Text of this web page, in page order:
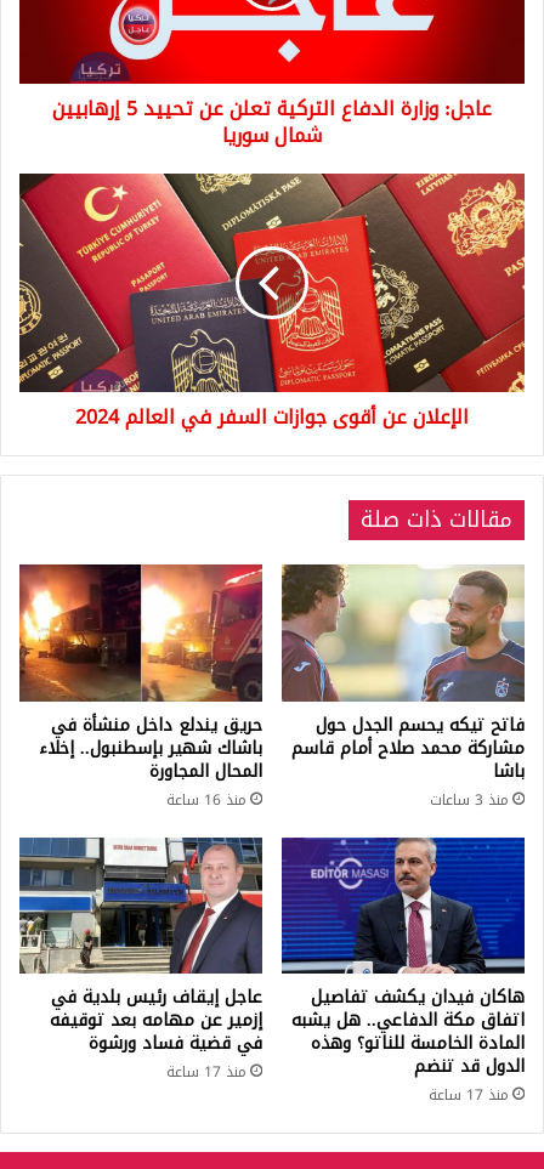
إرهابيين
شمال
عاجل: وزارة الدفاع التركية تعلن عن تحييد 5 إرهابيين
شمال سوريا
الإعلان
عن
أقوى
جوازات
السفر
في
العالم
2024
الإعلان عن أقوى جوازات السفر في العالم 2024
مقالات ذات صلة
فاتح تيكه يحسم الجدل حول
مشاركة محمد صلاح أمام قاسم
باشا
منذ 3 ساعات
حريق يندلع داخل منشأة في
باشاك شهير بإسطنبول.. إخلاء
المحال المجاورة
منذ 16 ساعة
هاكان فيدان يكشف تفاصيل
اتفاق مكة الدفاعي.. هل يشبه
المادة الخامسة للناتو؟ وهذه
الدول قد تنضم
منذ 17 ساعة
عاجل إيقاف رئيس بلدية في
إزمير عن مهامه بعد توقيفه
في قضية فساد ورشوة
منذ 17 ساعة